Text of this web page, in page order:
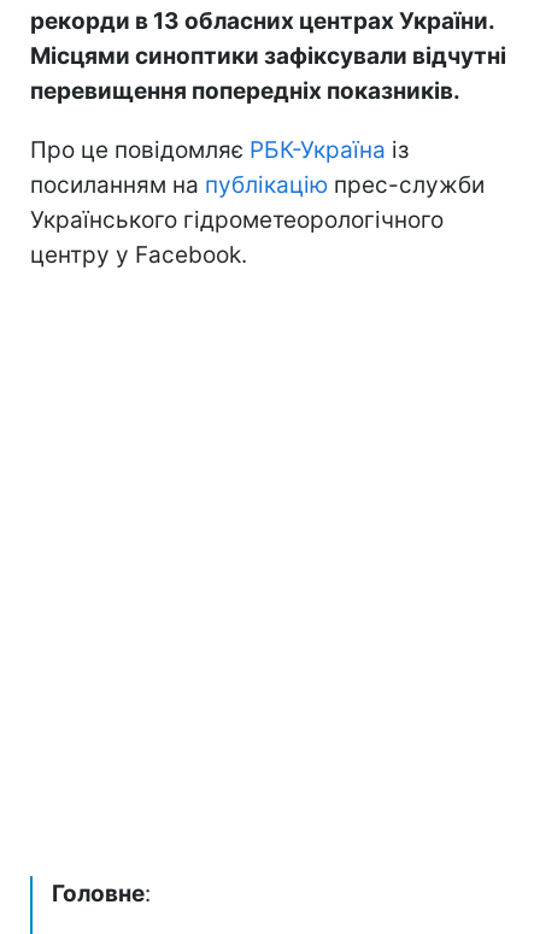
рекорди в 13 обласних центрах України.
Місцями синоптики зафіксували відчутні
перевищення попередніх показників.
Про це повідомляє РБК-Україна із
посиланням на публікацію прес-служби
Українського гідрометеорологічного
центру у Facebook.
Головне: